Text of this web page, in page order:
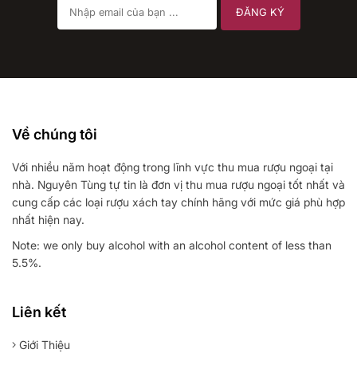
Về chúng tôi
Với nhiều năm hoạt động trong lĩnh vực thu mua rượu ngoại tại
nhà. Nguyên Tùng tự tin là đơn vị thu mua rượu ngoại tốt nhất và
cung cấp các loại rượu xách tay chính hãng với mức giá phù hợp
nhất hiện nay.
Note: we only buy alcohol with an alcohol content of less than
5.5%.
Liên kết
Giới Thiệu